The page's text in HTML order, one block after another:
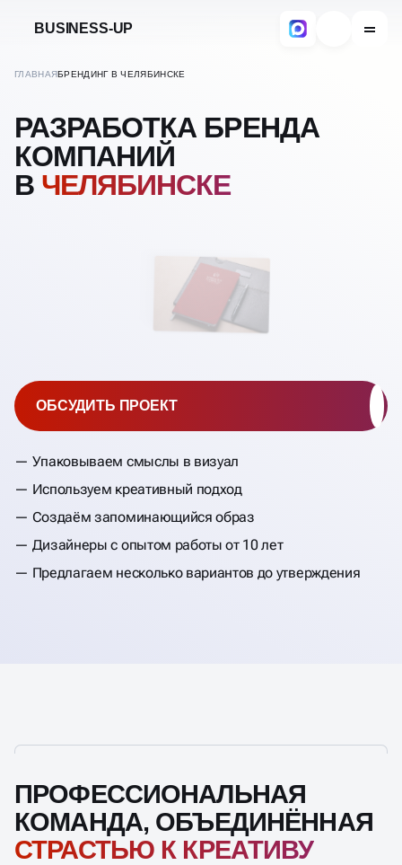
BUSINESS-UP
ГЛАВНАЯБРЕНДИНГ В ЧЕЛЯБИНСКЕ
РАЗРАБОТКА БРЕНДА
КОМПАНИЙ
В ЧЕЛЯБИНСКЕ
Упаковываем смыслы в визуал
Используем креативный подход
Создаём запоминающийся образ
Дизайнеры с опытом работы от 10 лет
Предлагаем несколько вариантов до утверждения
ОБСУДИТЬ ПРОЕКТ
ПРОФЕССИОНАЛЬНАЯ
КОМАНДА, ОБЪЕДИНЁННАЯ
СТРАСТЬЮ К КРЕАТИВУ